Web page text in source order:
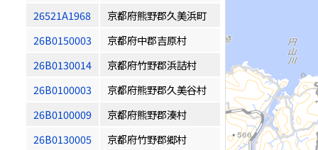
26521A1968
京都府熊野郡久美浜町
26B0150003
京都府中郡吉原村
26B0130014
京都府竹野郡浜詰村
26B0100003
京都府熊野郡久美谷村
26B0100009
京都府熊野郡湊村
26B0130005
京都府竹野郡郷村